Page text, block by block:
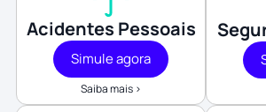
Acidentes Pessoais
Simule agora
Saiba mais >